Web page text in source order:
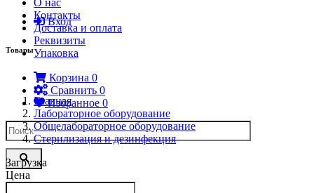
Вход
Товары
Корзина 0
Сравнить 0
Избранное 0
Написать в Телеграм
О нас
Контакты
Доставка и оплата
Реквизиты
Упаковка
Главная
Лабораторное оборудование
Общелабораторное оборудование
Стерилизация и дезинфекция
Загрузка
Цена